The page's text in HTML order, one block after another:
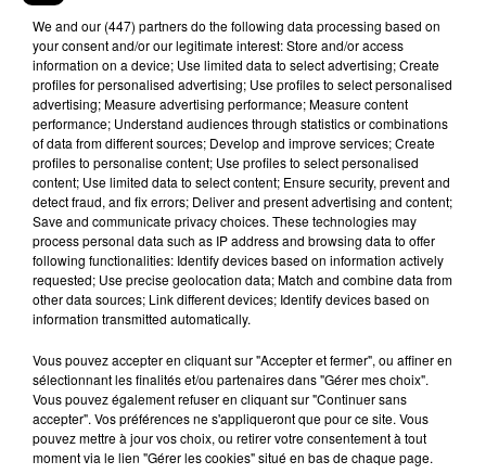
Hip-Hop News
7 août 2026
Brent Faiyaz a le cœur brisé dans son
nouveau clip
7 août 2026
Rihanna de retour en studio ? A$AP
Rocky relance l'espoir des fans
7 août 2026
Tayc et Didi B dévoilent le single le plus
dansant de l’année
We and our (447) partnersdo the following data processing based on
your consent and/or our legitimate interest: Store and/or access
information on a device; Use limited data to select advertising; Create
profiles for personalised advertising; Use profiles to select personalised
advertising; Measure advertising performance; Measure content
performance; Understand audiences through statistics or combinations
of data from different sources; Develop and improve services; Create
profiles to personalise content; Use profiles to select personalised
content; Use limited data to select content; Ensure security, prevent and
detect fraud, and fix errors; Deliver and present advertising and content;
Save and communicate privacy choices. These technologies may
process personal data such as IP address and browsing data to offer
following functionalities: Identify devices based on information actively
requested; Use precise geolocation data; Match and combine data from
other data sources; Link different devices; Identify devices based on
information transmitted automatically.
Vous pouvez accepter en cliquant sur "Accepter et fermer", ou affiner en
sélectionnant les finalités et/ou partenaires dans "Gérer mes choix".
Vous pouvez également refuser en cliquant sur "Continuer sans
accepter". Vos préférences ne s'appliqueront que pour ce site. Vous
pouvez mettre à jour vos choix, ou retirer votre consentement à tout
moment via le lien "Gérer les cookies" situé en bas de chaque page.